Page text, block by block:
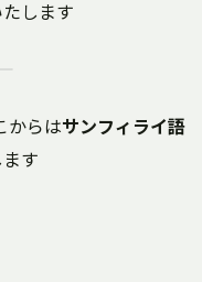
します
からはサンフィライ語
す